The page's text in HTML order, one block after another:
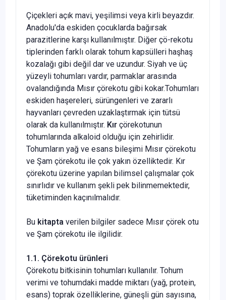
Çiçekleri açık mavi, yeşilimsi veya kirli beyazdır.
Anadolu'da eskiden ço­cuklarda bağırsak
parazitlerine karşı kullanılmıştır. Diğer çö-rekotu
tiplerinden farklı olarak tohum kapsülleri haşhaş
koza­lağı gibi değil dar ve uzundur. Siyah ve üç
yüzeyli tohumları vardır, parmaklar arasında
ovalandığında Mısır çörekotu gibi kokar.Tohumları
eskiden haşereleri, sürüngenleri ve zararlı
hayvanları çevreden uzaklaştırmak için tütsü
olarak da kulla­nılmıştır. Kır çörekotunun
tohumlarında alkaloid olduğu için zehirlidir.
Tohumların yağ ve esans bileşimi Mısır çörekotu
ve Şam çörekotu ile çok yakın özelliktedir. Kır
çörekotu üzerine yapılan bilimsel çalışmalar çok
sınırlıdır ve kullanım şekli pek bilinmemektedir,
tüketiminden kaçınılmalıdır.
Bu kitapta verilen bilgiler sadece Mısır çörek otu
ve Şam çörekotu ile ilgilidir.
1.1. Çörekotu ürünleri
Çörekotu bitkisinin tohumları kullanılır. Tohum
verimi ve tohumdaki madde miktarı (yağ, protein,
esans) toprak özel­liklerine, güneşli gün sayısına,